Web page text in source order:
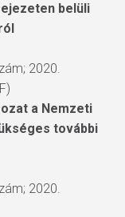
belüli
2020.
a Nemzeti
további
2020.